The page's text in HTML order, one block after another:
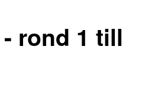
rond 1 till